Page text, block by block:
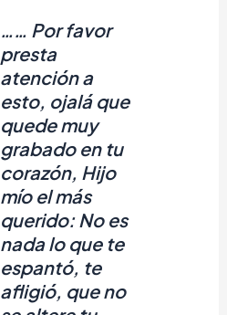
…… Por favor
presta
atención a
esto, ojalá que
quede muy
grabado en tu
corazón, Hijo
mío el más
querido: No es
nada lo que te
espantó, te
afligió, que no